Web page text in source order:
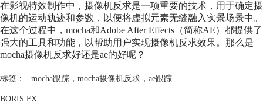
在影视特效制作中，摄像机反求是一项重要的技术，用于确定摄
像机的运动轨迹和参数，以便将虚拟元素无缝融入实景场景中。
在这个过程中，mocha和Adobe After Effects（简称AE）都提供了
强大的工具和功能，以帮助用户实现摄像机反求效果。那么是
mocha摄像机反求好还是ae的好呢？
标签： mocha跟踪， mocha摄像机反求， ae跟踪
BORIS FX